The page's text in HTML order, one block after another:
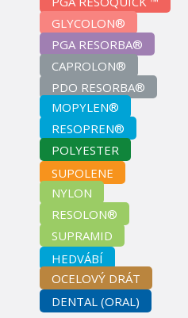
GLYCOLON®
PGA RESORBA®
CAPROLON®
PDO RESORBA®
MOPYLEN®
RESOPREN®
POLYESTER
SUPOLENE
NYLON
RESOLON®
SUPRAMID
HEDVÁBÍ
OCELOVÝ DRÁT
DENTAL (ORAL)